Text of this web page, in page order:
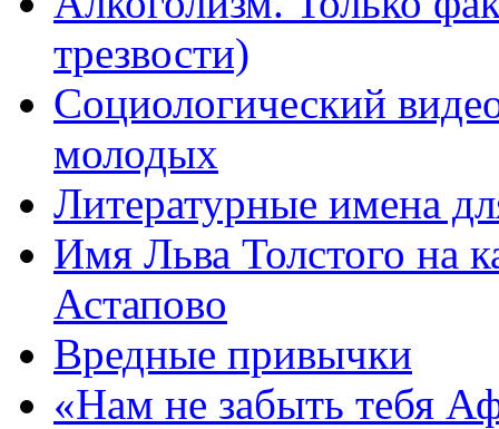
трезвости)
Социологический
молодых
Литературные имена
Имя Льва Толстого на
Астапово
Вредные привычки
«Нам не забыть тебя